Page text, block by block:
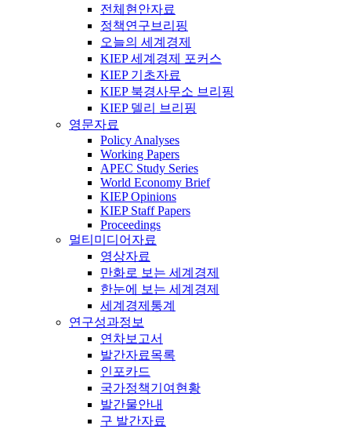
전체현안자료
정책연구브리핑
오늘의 세계경제
KIEP 세계경제 포커스
KIEP 기초자료
KIEP 북경사무소 브리핑
KIEP 델리 브리핑
영문자료
Policy Analyses
Working Papers
APEC Study Series
World Economy Brief
KIEP Opinions
KIEP Staff Papers
Proceedings
멀티미디어자료
영상자료
만화로 보는 세계경제
한눈에 보는 세계경제
세계경제통계
연구성과정보
연차보고서
발간자료목록
인포카드
국가정책기여현황
발간물안내
구 발간자료